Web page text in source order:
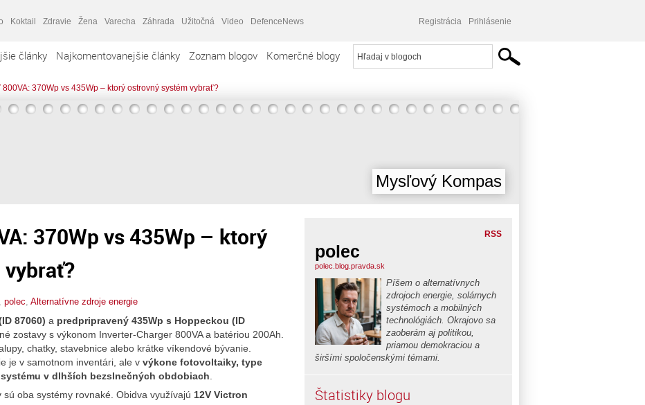
Koktail Zdravie Žena Varecha Záhrada Užitočná Video DefenceNews Registrácia Prihlásenie
články Najkomentovanejšie články Zoznam blogov Komerčné blogy
800VA: 370Wp vs 435Wp – ktorý ostrovný systém vybrať?
Mysľový Kompas
370Wp vs 435Wp – ktorý
polec Alternatívne zdroje energie
87060) a predpripravený 435Wp s Hoppeckou (ID
zostavy s výkonom Inverter‑Charger 800VA a batériou 200Ah.
chatky, stavebnice alebo krátke víkendové bývanie.
je v samotnom inventári, ale v výkone fotovoltaiky, type
v dlhších bezslnečných obdobiach
oba systémy rovnaké. Obidva využívajú 12V Victron
RSS
polec
polec.blog.pravda.sk
Píšem o alternatívnych
zdrojoch energie, solárnych
systémoch a mobilných
technológiách. Okrajovo sa
zaoberám aj politikou,
priamou demokraciou a
širšími spoločenskými témami.
Štatistiky blogu